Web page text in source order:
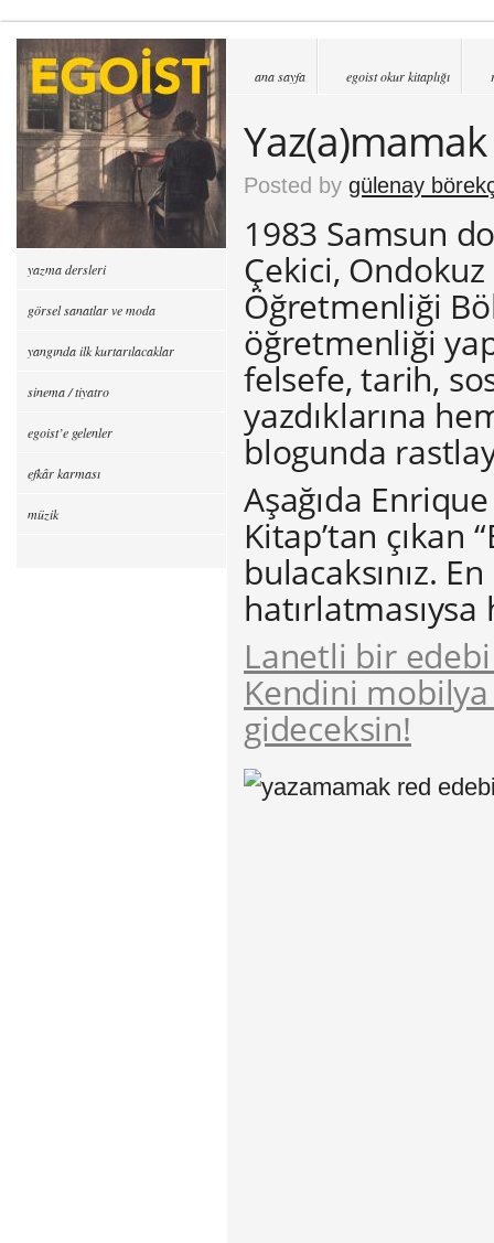
ana sayfa egoist okur kitaplığı
Yaz(a)mamak
Posted by gülenay
1983 Samsun
Çekici,
Öğretmenliği
öğretmenliği
felsefe, tarih,
yazdıklarına
blogunda
Aşağıda
Kitap’tan çıkan
bulacaksınız.
Lanetli bir edebi
Kendini
gideceksin!
yazma dersleri
görsel sanatlar ve moda
yangında ilk kurtarılacaklar
sinema / tiyatro
egoist’e gelenler
efkâr karması
müzik